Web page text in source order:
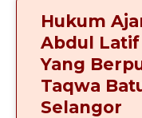
Hukum
Abdul Latif
Yang
Taqwa
Selangor